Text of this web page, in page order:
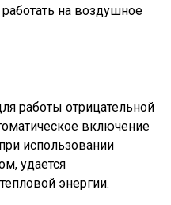
на воздушное
работы отрицательной
включение
использовании
удается
энергии.